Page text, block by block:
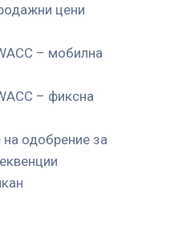
цени
– мобилна
– фиксна
одобрение за